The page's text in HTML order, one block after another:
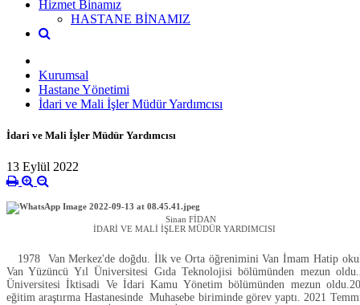
Hizmet Binamız
HASTANE BİNAMIZ
Kurumsal
Hastane Yönetimi
İdari ve Mali İşler Müdür Yardımcısı
İdari ve Mali İşler Müdür Yardımcısı
13 Eylül 2022
Sinan FİDAN
İDARİ VE MALİ İŞLER MÜDÜR YARDIMCISI
1978 Van Merkez'de doğdu. İlk ve Orta öğrenimini Van İmam Hatip
Van Yüzüncü Yıl Üniversitesi Gıda Teknolojisi bölümünden mezun
Üniversitesi İktisadi Ve İdari Kamu Yönetim bölümünden mezun
eğitim araştırma Hastanesinde Muhasebe biriminde görev yaptı. 2021